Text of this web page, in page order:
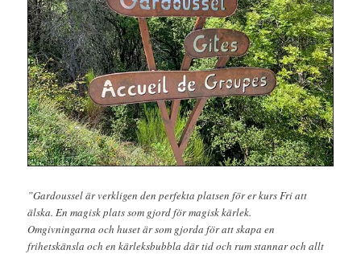
”Gardoussel är verkligen den perfekta platsen för er kurs Fri att
älska. En magisk plats som gjord för magisk kärlek.
Omgivningarna och huset är som gjorda för att skapa en
frihetskänsla och en kärleksbubbla där tid och rum stannar och allt